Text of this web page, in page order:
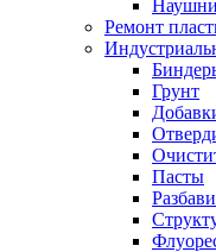
Ремонт
Грунт
Пасты